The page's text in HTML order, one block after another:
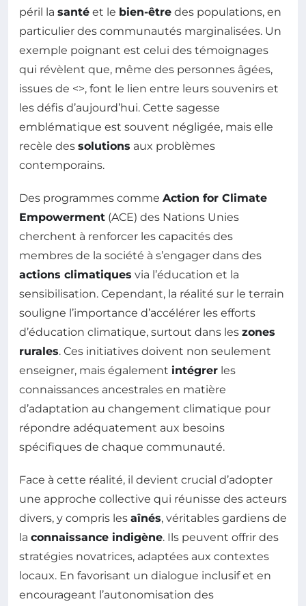
péril la santé et le bien-être des populations, en
particulier des communautés marginalisées. Un
exemple poignant est celui des témoignages
qui révèlent que, même des personnes âgées,
issues de <>, font le lien entre leurs souvenirs et
les défis d’aujourd’hui. Cette sagesse
emblématique est souvent négligée, mais elle
recèle des solutions aux problèmes
contemporains.
Des programmes comme Action for Climate
Empowerment (ACE) des Nations Unies
cherchent à renforcer les capacités des
membres de la société à s’engager dans des
actions climatiques via l’éducation et la
sensibilisation. Cependant, la réalité sur le terrain
souligne l’importance d’accélérer les efforts
d’éducation climatique, surtout dans les zones
rurales. Ces initiatives doivent non seulement
enseigner, mais également intégrer les
connaissances ancestrales en matière
d’adaptation au changement climatique pour
répondre adéquatement aux besoins
spécifiques de chaque communauté.
Face à cette réalité, il devient crucial d’adopter
une approche collective qui réunisse des acteurs
divers, y compris les aînés, véritables gardiens de
la connaissance indigène. Ils peuvent offrir des
stratégies novatrices, adaptées aux contextes
locaux. En favorisant un dialogue inclusif et en
encourageant l’autonomisation des